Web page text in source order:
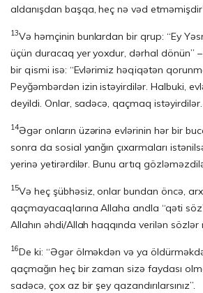
aldanışdan başqa, heç nə vəd
13Və həmçinin bunlardan bir qrup: “Ey
üçün duracaq yer yoxdur, dərhal dönün”
bir qismi isə: “Evlərimiz həqiqətən
Peyğəmbərdən izin istəyirdilər. Halbuki,
deyildi. Onlar, sadəcə, qaçmaq istəyirdilər.
14Əgər onların üzərinə evlərinin hər bir
sonra da sosial yanğın çıxarmaları
yerinə yetirərdilər. Bunu artıq
15Və heç şübhəsiz, onlar bundan öncə,
qaçmayacaqlarına Allaha andla “qəti
Allahın əhdi/Allah haqqında verilən
16De ki: “Əgər ölməkdən və ya
qaçmağın heç bir zaman sizə faydası
sadəcə, çox az bir şey qazandırılarsınız”.